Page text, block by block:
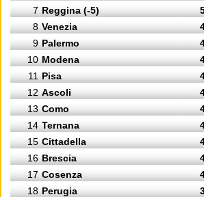
7 Reggina (-5)
8 Venezia
9 Palermo
10 Modena
11 Pisa
12 Ascoli
13 Como
14 Ternana
15 Cittadella
16 Brescia
17 Cosenza
18 Perugia